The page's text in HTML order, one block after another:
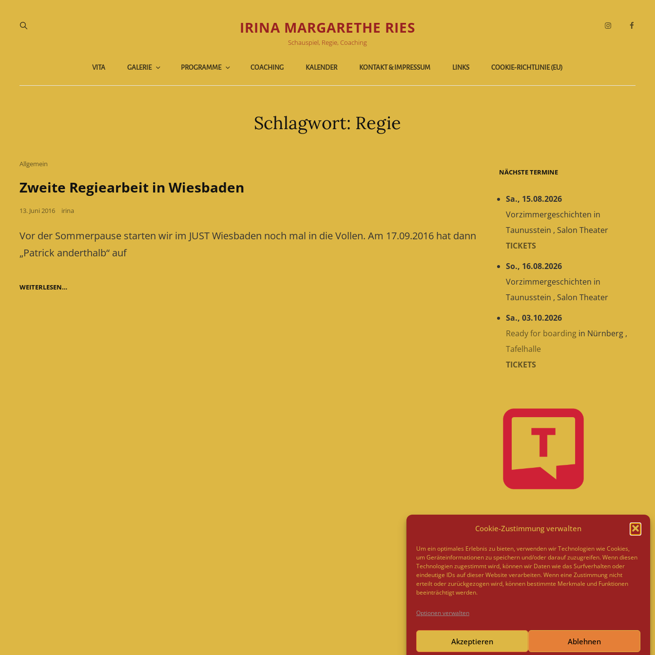
Cookie-Zustimmung verwalten
Um ein optimales Erlebnis zu bieten, verwenden wir Technologien wie Cookies,
um Geräteinformationen zu speichern und/oder darauf zuzugreifen. Wenn diesen
Technologien zugestimmt wird, können wir Daten wie das Surfverhalten oder
eindeutige IDs auf dieser Website verarbeiten. Wenn eine Zustimmung nicht
erteilt oder zurückgezogen wird, können bestimmte Merkmale und Funktionen
beeinträchtigt werden.
Optionen verwalten
Akzeptieren Ablehnen
IRINA MARGARETHE RIES
Schauspiel, Regie, Coaching
Instagram
VITA GALERIE PROGRAMME COACHING KALENDER KONTAKT & IMPRESSUM LINKS COOKIE-RICHTLINIE (EU)
Schlagwort: Regie
Cat
Allgemein
Zweite Regiearbeit in Wiesbaden
Posted
13. Juni 2016 irina
Vor der Sommerpause starten wir im JUST Wiesbaden noch mal in die Vollen. Am 17.09.2016 hat dann
„Patrick anderthalb“ auf
WEITERLESEN…ZWEITE
NÄCHSTE TERMINE
Sa., 15.08.2026
Vorzimmergeschichten in
Taunusstein , Salon Theater
TICKETS
So., 16.08.2026
Vorzimmergeschichten in
Taunusstein , Salon Theater
Sa., 03.10.2026
Ready for boarding in Nürnberg ,
Tafelhalle
TICKETS